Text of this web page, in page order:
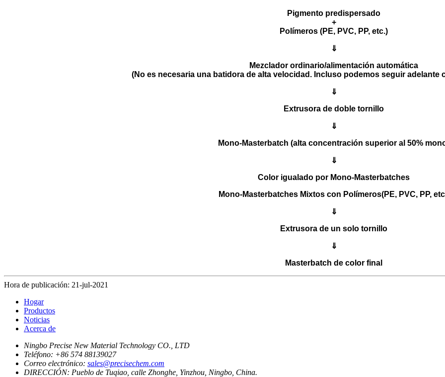
Pigmento predispersado
+
Polímeros (PE, PVC, PP, etc.)
⇓
Mezclador ordinario/alimentación automática
(No es necesaria una batidora de alta velocidad. Incluso podemos seguir adelante
⇓
Extrusora de doble tornillo
⇓
Mono-Masterbatch (alta concentración superior al 50%
⇓
Color igualado por Mono-Masterbatches
Mono-Masterbatches Mixtos con Polímeros(PE, PVC, PP,
⇓
Extrusora de un solo tornillo
⇓
Masterbatch de color final
Hora de publicación: 21-jul-2021
Hogar
Productos
Noticias
Acerca de
Ningbo Precise New Material Technology CO., LTD
Teléfono: +86 574 88139027
Correo electrónico: sales@precisechem.com
DIRECCIÓN: Pueblo de Tuqiao, calle Zhonghe, Yinzhou, Ningbo, China.